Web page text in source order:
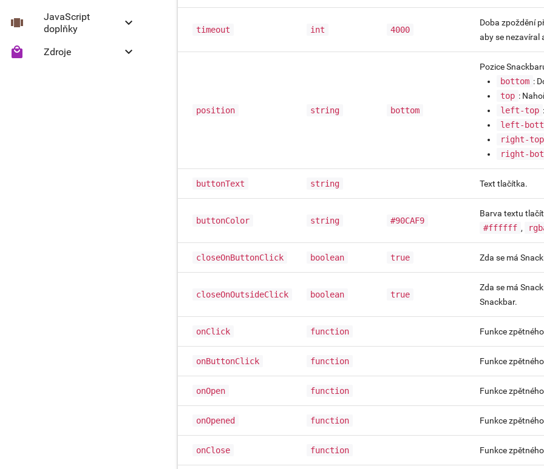
view_carousel
JavaScript
doplňky
keyboard_arrow_down
Collapse
local_mall Zdroje keyboard_arrow_down
timeout int 4000
Doba zpoždění
aby se nezavíral
position string bottom
Pozice
bottom :
top :
left-top
left-
right-top
right-
buttonText string Text tlačítka.
buttonColor string #90CAF9
Barva textu
#ffffff ,
closeOnButtonClick boolean true Zda se má
closeOnOutsideClick boolean true
Zda se má
Snackbar.
onClick function Funkce
onButtonClick function Funkce
onOpen function Funkce
onOpened function Funkce
onClose function Funkce